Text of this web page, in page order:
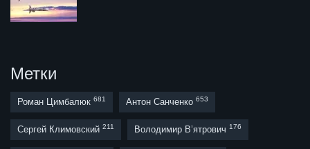
Метки
Роман Цимбалюк 681 Антон Санченко 653
Сергей Климовский 211 Володимир В’ятрович 176